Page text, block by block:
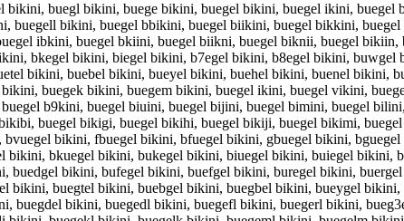
buegl bikini, buege bikini, buegel bikini, buegel ikini,
buegell bikini, buegel bbikini, buegel biikini, buegel bikkini,
ibkini, buegel bkiini, buegel biikni, buegel biknii, buegel
bkegel bikini, biegel bikini, b7egel bikini, b8egel bikini,
bikini, buebel bikini, bueyel bikini, buehel bikini, buenel
buegek bikini, buegem bikini, buegel ikini, buegel vikini,
b9kini, buegel biuini, buegel bijini, buegel bimini, buegel
buegel bikigi, buegel bikihi, buegel bikiji, buegel bikimi,
bikini, fbuegel bikini, bfuegel bikini, gbuegel bikini,
bikini, bkuegel bikini, bukegel bikini, biuegel bikini, buiegel
buedgel bikini, bufegel bikini, buefgel bikini, buregel bikini,
bikini, buegtel bikini, buebgel bikini, buegbel bikini, bueygel
buegdel bikini, buegedl bikini, buegefl bikini, buegerl bikini,